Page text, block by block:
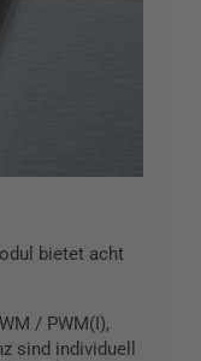
bietet acht
/ PWM(I),
sind individuell